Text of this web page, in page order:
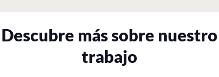
Descubre más sobre nuestro
trabajo